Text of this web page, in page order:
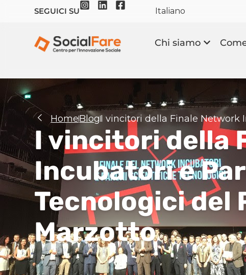
SEGUICI SU Italiano
Chi siamo
HomeBlogI vincitori della Finale Network
I vincitori della
Incubatori e
Tecnologici del
Marzotto